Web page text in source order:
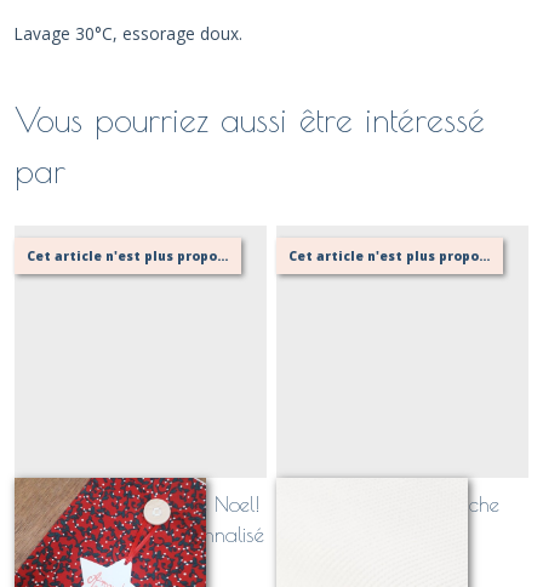
Lavage 30°C, essorage doux.
Vous pourriez aussi être intéressé
par
Cet article n'est plus proposé, retournez au menu principal ou contactez moi!
Chaussette / Botte de Noel!
avec médaillon personnalisé
Sur demande
Cet article n'est plus proposé, retournez au menu principal ou contactez moi!
maille cotelée blanche